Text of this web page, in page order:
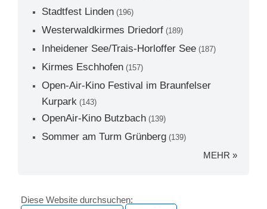
Stadtfest Linden (196)
Westerwaldkirmes Driedorf (189)
Inheidener See/Trais-Horloffer See (187)
Kirmes Eschhofen (157)
Open-Air-Kino Festival im Braunfelser
Kurpark (143)
OpenAir-Kino Butzbach (139)
Sommer am Turm Grünberg (139)
MEHR »
Diese Website durchsuchen: